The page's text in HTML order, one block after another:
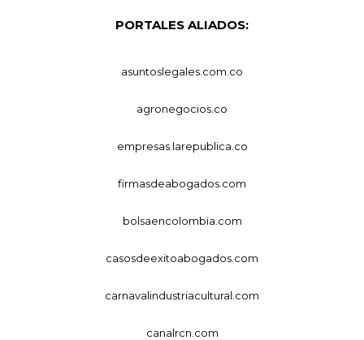
PORTALES ALIADOS:
asuntoslegales.com.co
agronegocios.co
empresas.larepublica.co
firmasdeabogados.com
bolsaencolombia.com
casosdeexitoabogados.com
carnavalindustriacultural.com
canalrcn.com